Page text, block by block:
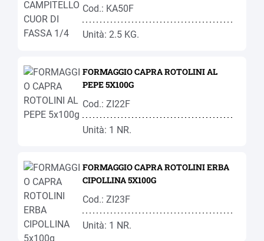
Cod.: KA50F
Unità: 2.5 KG.
FORMAGGIO CAPRA ROTOLINI AL
PEPE 5X100G
Cod.: ZI22F
Unità: 1 NR.
FORMAGGIO CAPRA ROTOLINI ERBA
CIPOLLINA 5X100G
Cod.: ZI23F
Unità: 1 NR.